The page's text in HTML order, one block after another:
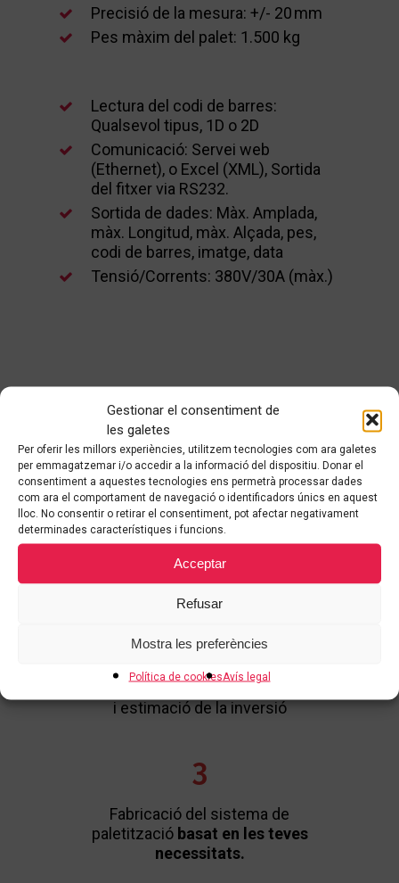
Gestionar el consentiment de
les galetes
Per oferir les millors experiències, utilitzem tecnologies com ara galetes
per emmagatzemar i/o accedir a la informació del dispositiu. Donar el
consentiment a aquestes tecnologies ens permetrà processar dades
com ara el comportament de navegació o identificadors únics en aquest
lloc. No consentir o retirar el consentiment, pot afectar negativament
determinades característiques i funcions.
Acceptar
Refusar
Mostra les preferències
Política de cookiesAvís legal
Precisió de la mesura: +/- 20 mm
Pes màxim del palet: 1.500 kg
Lectura del codi de barres:
Qualsevol tipus, 1D o 2D
Comunicació: Servei web
(Ethernet), o Excel (XML), Sortida
del fitxer via RS232.
Sortida de dades: Màx. Amplada,
màx. Longitud, màx. Alçada, pes,
codi de barres, imatge, data
Tensió/Corrents: 380V/30A (màx.)
Com funciona Brolla?
1
Demana informació a un
nostres assessors.
2
Disseny delconcepte personalitzat
i estimació de la inversió
3
Fabricació del sistema de
paletització basat en les teves
necessitats.